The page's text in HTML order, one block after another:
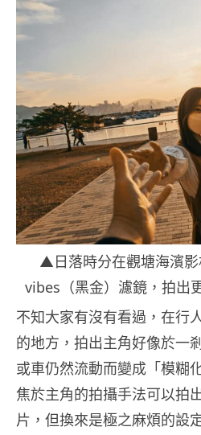
▲日落時分在觀塘海濱
vibes（黑金）濾鏡，拍出
不知大家有沒有看過，在行
的地方，拍出主角好像於一
或車仍然流動而變成「模糊
焦於主角的拍攝手法可以拍
片，但換來是極之麻煩的設